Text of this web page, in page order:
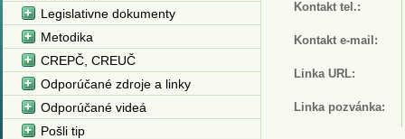
Kontakt tel.:
Kontakt e-mail:
Linka URL:
Linka pozvánka:
Legislativne dokumenty
Metodika
CREPČ, CREUČ
Odporúčané zdroje a linky
Odporúčané videá
Pošli tip